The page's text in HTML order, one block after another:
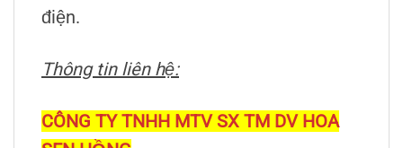
điện.
Thông tin liên hệ:
CÔNG TY TNHH MTV SX TM DV HOA